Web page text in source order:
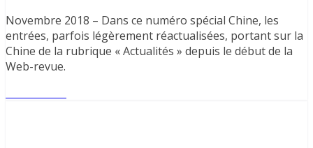
Novembre 2018 – Dans ce numéro spécial Chine, les
entrées, parfois légèrement réactualisées, portant sur la
Chine de la rubrique « Actualités » depuis le début de la
Web-revue.